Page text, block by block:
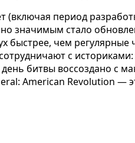
(включая период
значимым стало
быстрее, чем
с
битвы воссоздано с
American Revolution —